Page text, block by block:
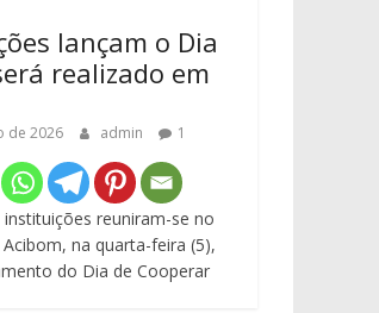
lançam o Dia
realizado em
de 2026 admin 1
instituições reuniram-se no
na quarta-feira (5),
do Dia de Cooperar